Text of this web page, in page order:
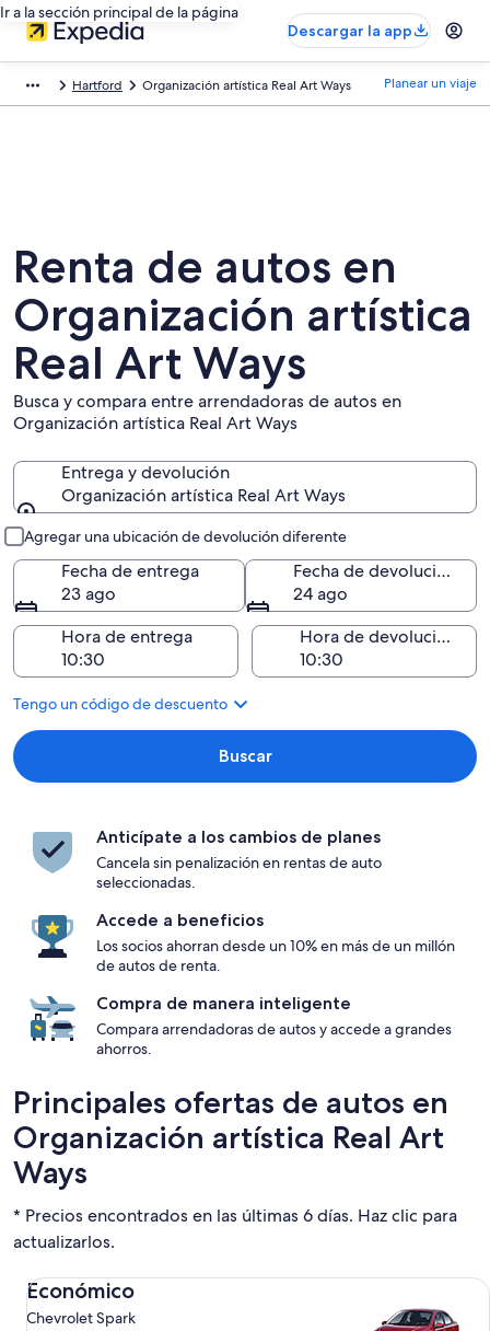
Ir a la sección principal de la página
Descargar la app
Hartford Organización artística Real Art Ways Planear un viaje
Renta de autos en
Organización artística
Real Art Ways
Busca y compara entre arrendadoras de autos en
Organización artística Real Art Ways
Entrega y devolución
Organización artística Real Art Ways
Agregar una ubicación de devolución diferente
Fecha de entrega
23 ago
Fecha de devolución
24 ago
Hora de entrega
Hora de devolución
Tengo un código de descuento
Buscar
Anticípate a los cambios de planes
Cancela sin penalización en rentas de auto
seleccionadas.
Accede a beneficios
Los socios ahorran desde un 10% en más de un millón
de autos de renta.
Compra de manera inteligente
Compara arrendadoras de autos y accede a grandes
ahorros.
Principales ofertas de autos en
Organización artística Real Art
Ways
* Precios encontrados en las últimas 6 días. Haz clic para
actualizarlos.
Económico
Chevrolet Spark
Económico Chevrolet Spark